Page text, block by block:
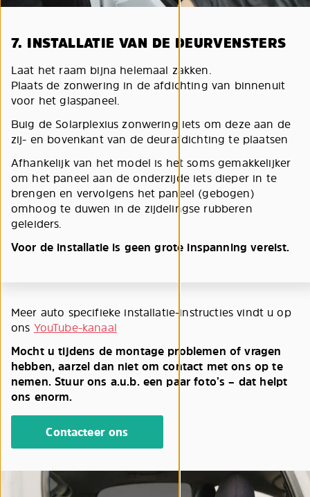
7. INSTALLATIE VAN DE DEURVENSTERS
Laat het raam bijna helemaal zakken.
Plaats de zonwering in de afdichting van binnenuit
voor het glaspaneel.
Buig de Solarplexius zonwering iets om deze aan de
zij- en bovenkant van de deurafdichting te plaatsen
Afhankelijk van het model is het soms gemakkelijker
om het paneel aan de onderzijde iets dieper in te
brengen en vervolgens het paneel (gebogen)
omhoog te duwen in de zijdelingse rubberen
geleiders.
Voor de installatie is geen grote inspanning vereist.
Meer auto specifieke installatie-instructies vindt u op
ons YouTube-kanaal
Mocht u tijdens de montage problemen of vragen
hebben, aarzel dan niet om contact met ons op te
nemen. Stuur ons a.u.b. een paar foto’s – dat helpt
ons enorm.
Contacteer ons